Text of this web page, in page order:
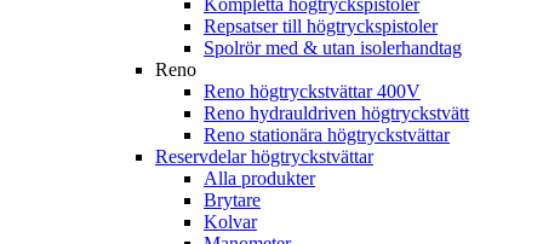
Kompletta högtryckspistoler
Repsatser till högtryckspistoler
Spolrör med & utan isolerhandtag
Reno
Reno högtryckstvättar 400V
Reno hydrauldriven högtryckstvätt
Reno stationära högtryckstvättar
Reservdelar högtryckstvättar
Alla produkter
Brytare
Kolvar